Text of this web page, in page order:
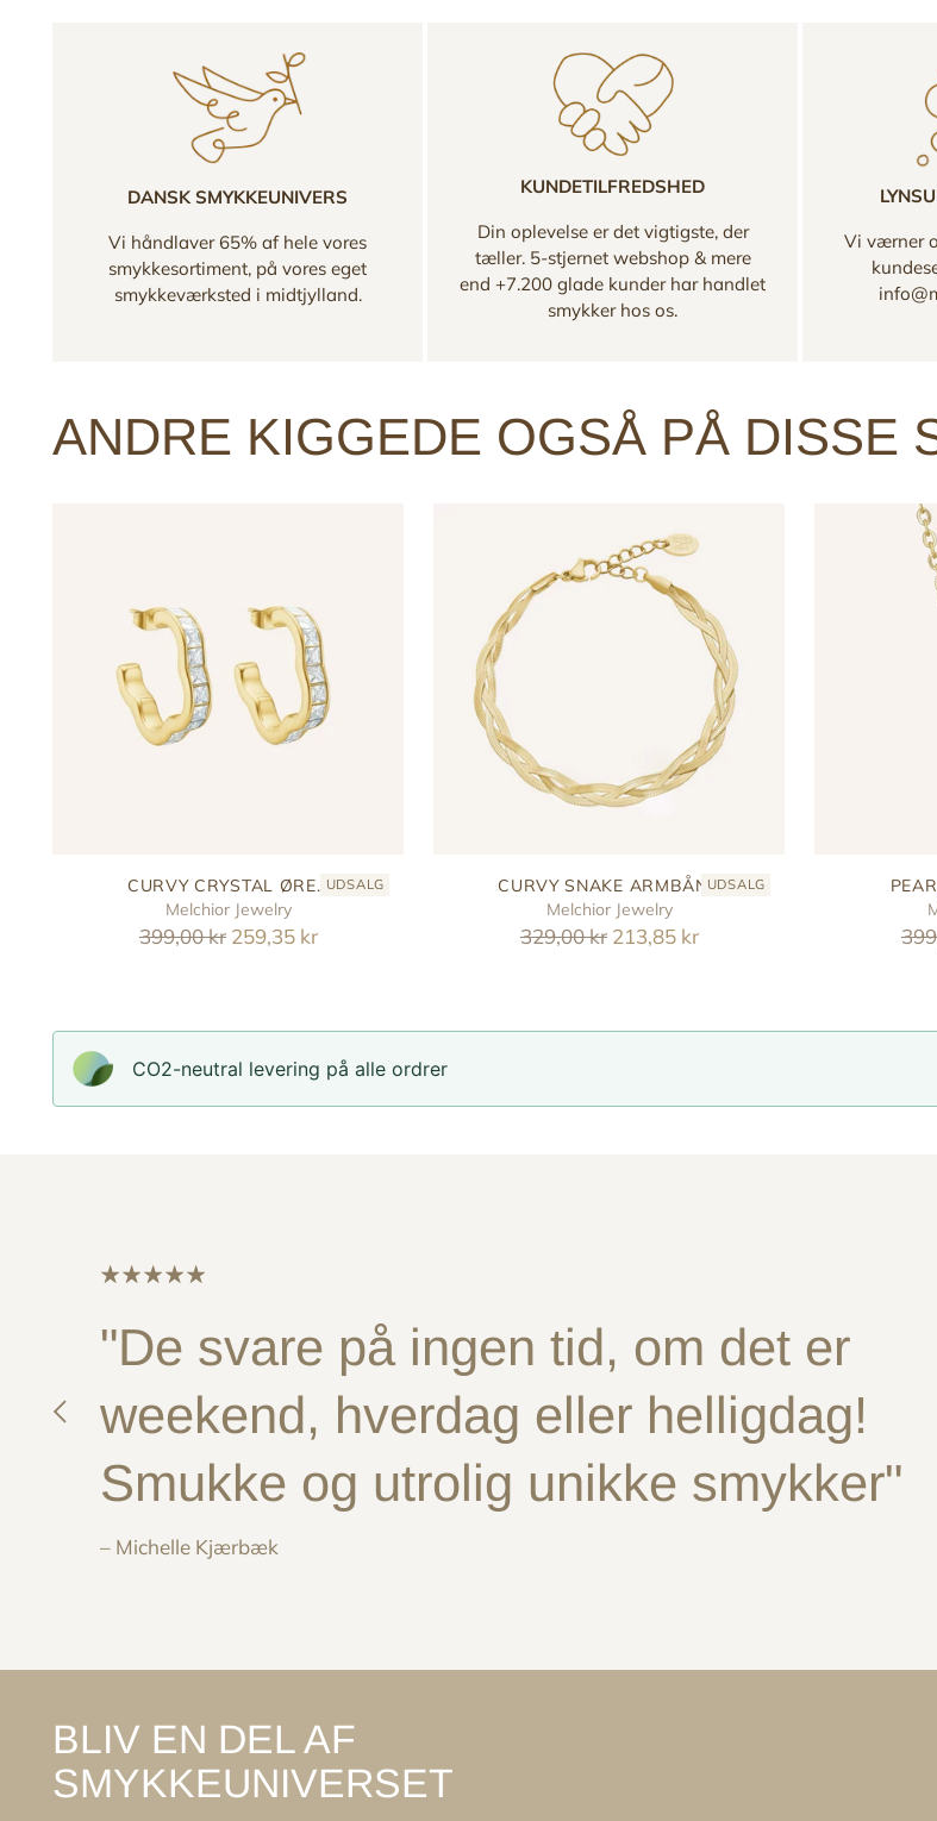
DANSK SMYKKEUNIVERS
Vi håndlaver 65% af hele vores
smykkesortiment, på vores eget
smykkeværksted i midtjylland.
KUNDETILFREDSHED
Din oplevelse er det vigtigste, der
tæller. 5-stjernet webshop & mere
end +7.200 glade kunder har handlet
smykker hos os.
Vi værner
ANDRE KIGGEDE OGSÅ PÅ DISSE
CURVY CRYSTAL ØRE...UDSALG
Melchior Jewelry
Reguler
399,00 kr 259,35 kr
CURVY SNAKE ARMBÅNDUDSALG
Melchior Jewelry
Reguler
329,00 kr 213,85 kr
CO2-neutral levering på alle ordrer
"De svare på ingen tid, om det er
weekend, hverdag eller helligdag!
Smukke og utrolig unikke smykker"
– Michelle Kjærbæk
BLIV EN DEL AF
SMYKKEUNIVERSET